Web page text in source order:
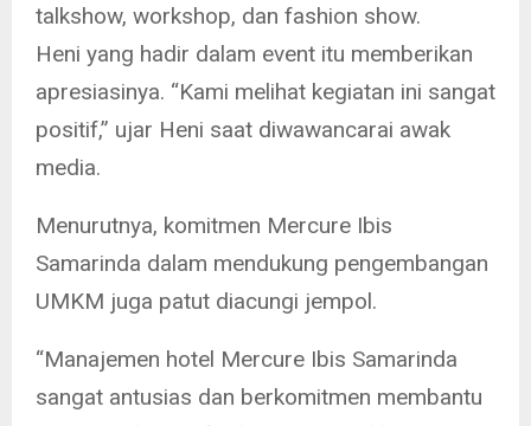
talkshow, workshop, dan fashion show.
Heni yang hadir dalam event itu memberikan
apresiasinya. “Kami melihat kegiatan ini sangat
positif,” ujar Heni saat diwawancarai awak
media.
Menurutnya, komitmen Mercure Ibis
Samarinda dalam mendukung pengembangan
UMKM juga patut diacungi jempol.
“Manajemen hotel Mercure Ibis Samarinda
sangat antusias dan berkomitmen membantu